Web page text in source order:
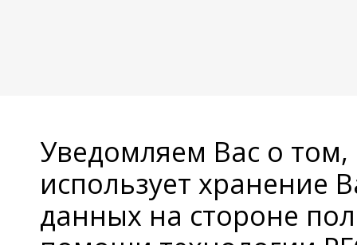
Уведомляем Вас о
использует хранение
данных на стороне